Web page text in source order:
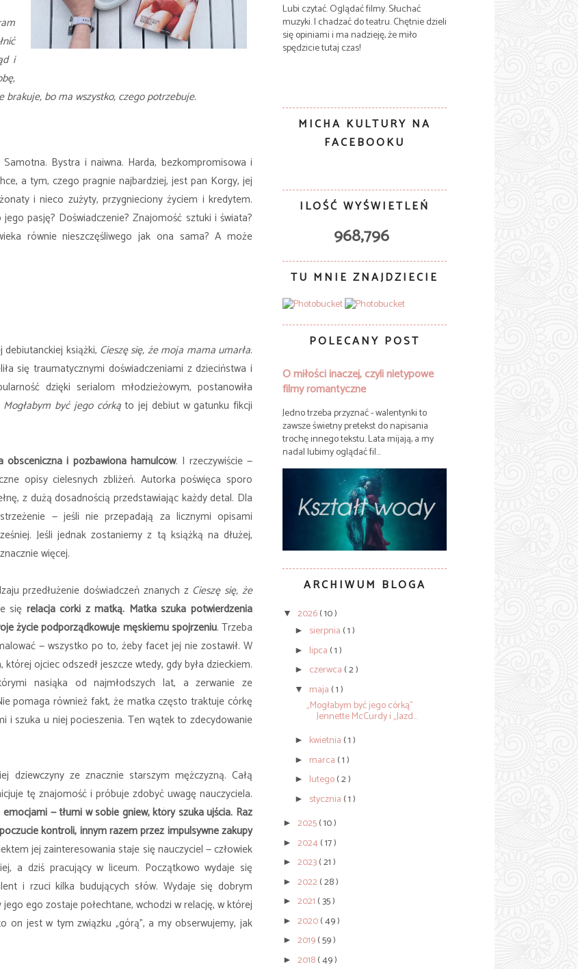
i
bo ma wszystko, czego potrzebuje.
Bystra i naiwna. Harda, bezkompromisowa i
a tym, czego pragnie najbardziej, jest pan Korgy, jej
i nieco zużyty, przygnieciony życiem i kredytem.
pasję? Doświadczenie? Znajomość sztuki i świata?
równie nieszczęśliwego jak ona sama? A może
książki, Cieszę się, że moja mama umarła.
się traumatycznymi doświadczeniami z dzieciństwa i
dzięki serialom młodzieżowym, postanowiła
Mogłabym być jego córkąto jej debiut w gatunku fikcji
obsceniczna i pozbawiona hamulców. I rzeczywiście —
opisy cielesnych zbliżeń. Autorka poświęca sporo
z dużą dosadnością przedstawiając każdy detal. Dla
— jeśli nie przepadają za licznymi opisami
Jeśli jednak zostaniemy z tą książką na dłużej,
więcej.
przedłużenie doświadczeń znanych z Cieszę się, że
się relacja córki z matką. Matka szuka potwierdzenia
życie podporządkowuje męskiemu spojrzeniu. Trzeba
— wszystko po to, żeby facet jej nie zostawił. W
ojciec odszedł jeszcze wtedy, gdy była dzieckiem.
nasiąka od najmłodszych lat, a zerwanie ze
pomaga również fakt, że matka często traktuje córkę
i szuka u niej pocieszenia. Ten wątek to zdecydowanie
dziewczyny ze znacznie starszym mężczyzną. Całą
tę znajomość i próbuje zdobyć uwagę nauczyciela.
— tłumi w sobie gniew, który szuka ujścia. Raz
kontroli, innym razem przez impulsywne zakupy
jej zainteresowania staje się nauczyciel — człowiek
a dziś pracujący w liceum. Początkowo wydaje się
i rzuci kilka budujących słów. Wydaje się dobrym
ego zostaje połechtane, wchodzi w relację, w której
on jest w tym związku „górą”, a my obserwujemy, jak
Lubi czytać. Oglądać filmy. Słuchać
muzyki. I chadzać do teatru. Chętnie dzieli
się opiniami i ma nadzieję, że miło
spędzicie tutaj czas!
MICHA KULTURY NA
FACEBOOKU
ILOŚĆ WYŚWIETLEŃ
968,796
TU MNIE ZNAJDZIECIE
POLECANY POST
O miłości inaczej, czyli nietypowe
filmy romantyczne
Jedno trzeba przyznać - walentynki to
zawsze świetny pretekst do napisania
trochę innego tekstu. Lata mijają, a my
nadal lubimy oglądać fil...
ARCHIWUM BLOGA
▼ 2026( 10 )
► sierpnia ( 1 )
► lipca ( 1 )
► czerwca ( 2 )
▼ maja ( 1 )
„Mogłabym być jego córką”
Jennette McCurdy i „Jazd...
► kwietnia ( 1 )
► marca ( 1 )
► lutego( 2 )
► stycznia ( 1 )
► 2025( 10 )
► 2024( 17 )
► 2023( 21 )
► 2022( 28 )
► 2021 ( 35 )
► 2020( 49 )
► 2019( 59 )
► 2018( 49 )